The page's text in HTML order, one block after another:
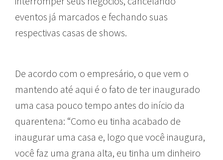
eventos já marcados e fechando suas
respectivas casas de shows.
De acordo com o empresário, o que vem o
mantendo até aqui é o fato de ter inaugurado
uma casa pouco tempo antes do início da
quarentena: “Como eu tinha acabado de
inaugurar uma casa e, logo que você inaugura,
você faz uma grana alta, eu tinha um dinheiro